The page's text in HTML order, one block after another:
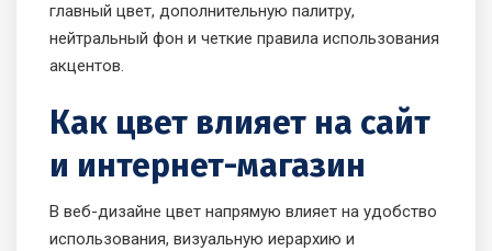
главный цвет, дополнительную палитру,
нейтральный фон и четкие правила использования
акцентов.
Как цвет влияет на сайт
и интернет-магазин
В веб-дизайне цвет напрямую влияет на удобство
использования, визуальную иерархию и